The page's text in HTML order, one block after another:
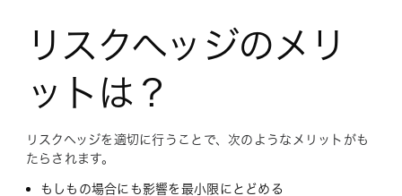
リスクヘッジのメリ
ットは？
リスクヘッジを適切に行うことで、次のようなメリットがも
たらされます。
もしもの場合にも影響を最小限にとどめる